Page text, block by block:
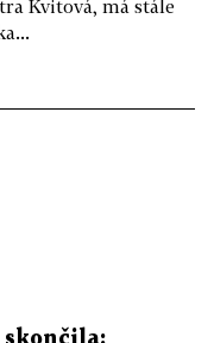
Kvitová, má stále